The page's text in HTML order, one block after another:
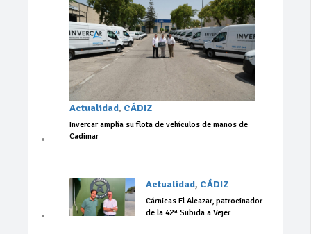
Actualidad, CÁDIZ
Invercar amplía su flota de vehículos de manos de
Cadimar
Actualidad, CÁDIZ
Cárnicas El Alcazar, patrocinador
de la 42ª Subida a Vejer